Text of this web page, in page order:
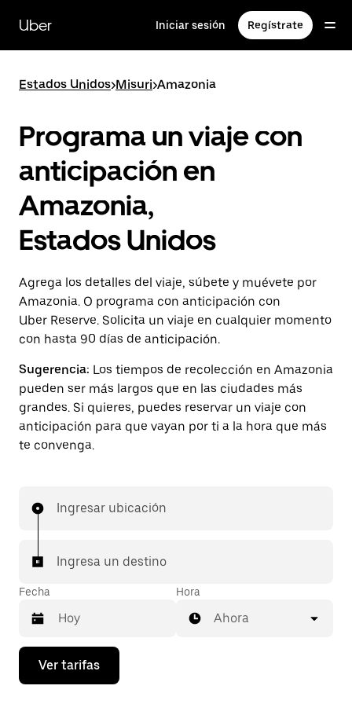
contenido
principal
Uber Iniciar sesión Regístrate
Estados Unidos>Misuri>Amazonia
Programa un viaje con
anticipación en
Amazonia,
Estados Unidos
Agrega los detalles del viaje, súbete y muévete por
Amazonia. O programa con anticipación con
Uber Reserve. Solicita un viaje en cualquier momento
con hasta 90 días de anticipación.
Sugerencia: Los tiempos de recolección en Amazonia
pueden ser más largos que en las ciudades más
grandes. Si quieres, puedes reservar un viaje con
anticipación para que vayan por ti a la hora que más
te convenga.
Ingresar ubicación
Ingresa un destino
Fecha
Presiona
flecha
Hora
Ahora
Ver tarifas